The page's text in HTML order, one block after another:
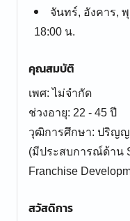
จันทร์, อังคาร,
18:00 น.
คุณสมบัติ
เพศ: ไม่จำกัด
ช่วงอายุ: 22 - 45 ปี
วุฒิการศึกษา: ปริญญ
(มีประสบการณ์ด้าน
Franchise
สวัสดิการ